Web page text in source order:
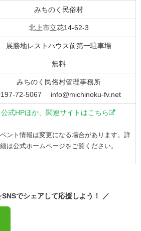
みちのく民俗村
北上市立花14-62-3
展勝地レストハウス前第一駐車場
無料
みちのく民俗村管理事務所
72-5067 info@michinoku-fv.net
公式HPほか、関連サイトはこちら
ント情報は変更になる場合があります。詳
細は公式ホームページをご覧ください。
でシェアして応援しよう！ ／